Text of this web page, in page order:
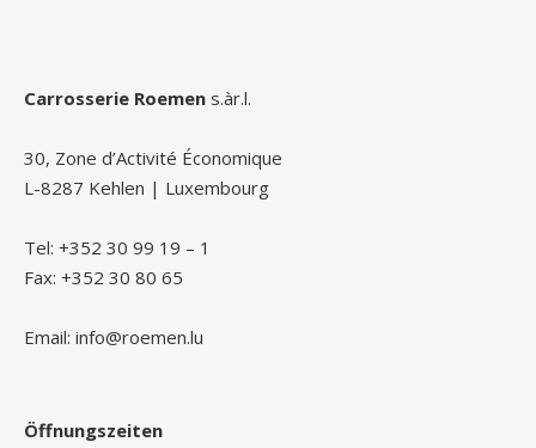
Carrosserie Roemen s.àr.l.
30, Zone d’Activité Économique
L-8287 Kehlen | Luxembourg
Tel: +352 30 99 19 – 1
Fax: +352 30 80 65
Email: info@roemen.lu
Öffnungszeiten